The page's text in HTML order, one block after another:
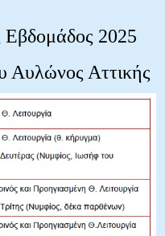
2025
Αυλώνος Αττικής